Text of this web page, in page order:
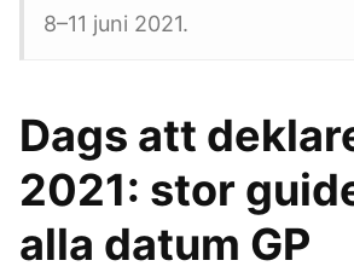
8–11 juni 2021.
Dags att
2021: stor
alla datum GP